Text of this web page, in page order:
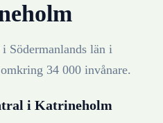
Södermanlands län i
34 000 invånare.
i Katrineholm